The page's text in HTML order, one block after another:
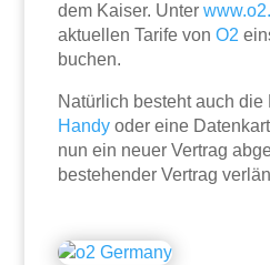
dem Kaiser. Unter
aktuellen Tarife vonO2
buchen.
Natürlich besteht auch
Handy oder eine
nun ein neuer Vertrag
bestehender Vertrag